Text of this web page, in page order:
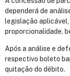
dependerá de
legislação
proporcionalidade,
Após a análise e
respectivo boleto
quitação do débito.